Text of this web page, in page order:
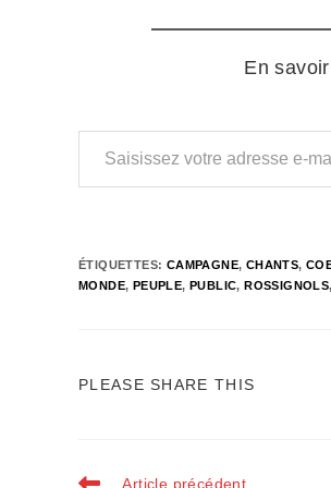
En
Saisissez votre adresse e-mail…
ÉTIQUETTES: CAMPAGNE, CHANTS,
MONDE, PEUPLE, PUBLIC, ROSSIGNOLS,
PLEASE SHARE THIS
Read
Article précédent